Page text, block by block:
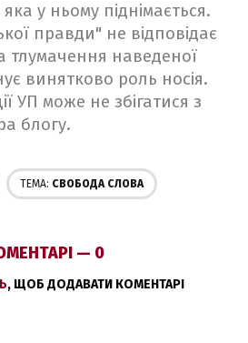
у ньому піднімається.
правди" не відповідає
тлумачення наведеної
винятково роль носія.
УП може не збігатися з
блогу.
ТЕМА: СВОБОДА СЛОВА
— 0
, ЩОБ ДОДАВАТИ КОМЕНТАРІ